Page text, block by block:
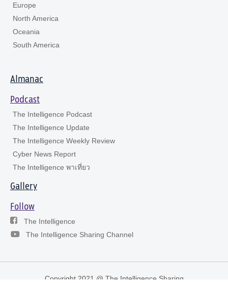
Europe
North America
Oceania
South America
Almanac
Podcast
The Intelligence Podcast
The Intelligence Update
The Intelligence Weekly Review
Cyber News Report
The Intelligence พาเที่ยว
Gallery
Follow
The Intelligence
The Intelligence Sharing Channel
Copyright 2021 @ The Intelligence Sharing